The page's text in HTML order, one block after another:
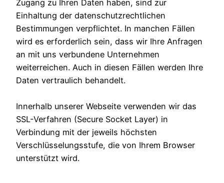
Zugang zu Ihren Daten haben, sind zur
Einhaltung der datenschutzrechtlichen
Bestimmungen verpflichtet. In manchen Fällen
wird es erforderlich sein, dass wir Ihre Anfragen
an mit uns verbundene Unternehmen
weiterreichen. Auch in diesen Fällen werden Ihre
Daten vertraulich behandelt.
Innerhalb unserer Webseite verwenden wir das
SSL-Verfahren (Secure Socket Layer) in
Verbindung mit der jeweils höchsten
Verschlüsselungsstufe, die von Ihrem Browser
unterstützt wird.